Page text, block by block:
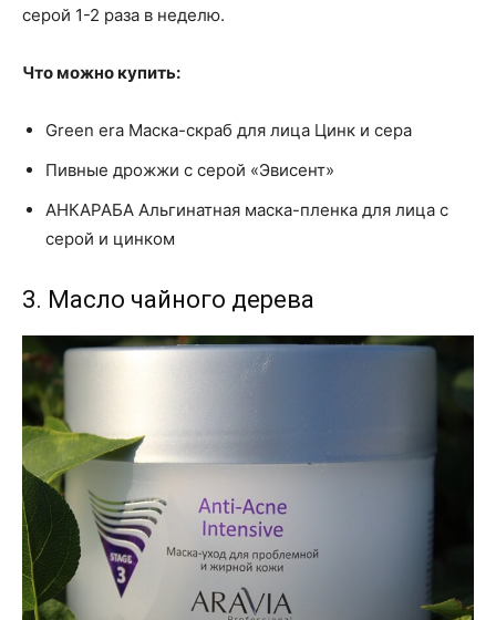
серой 1-2 раза в неделю.
Что можно купить:
Green era Маска-скраб для лица Цинк и сера
Пивные дрожжи с серой «Эвисент»
АНКАРАБА Альгинатная маска-пленка для лица с
серой и цинком
3. Масло чайного дерева